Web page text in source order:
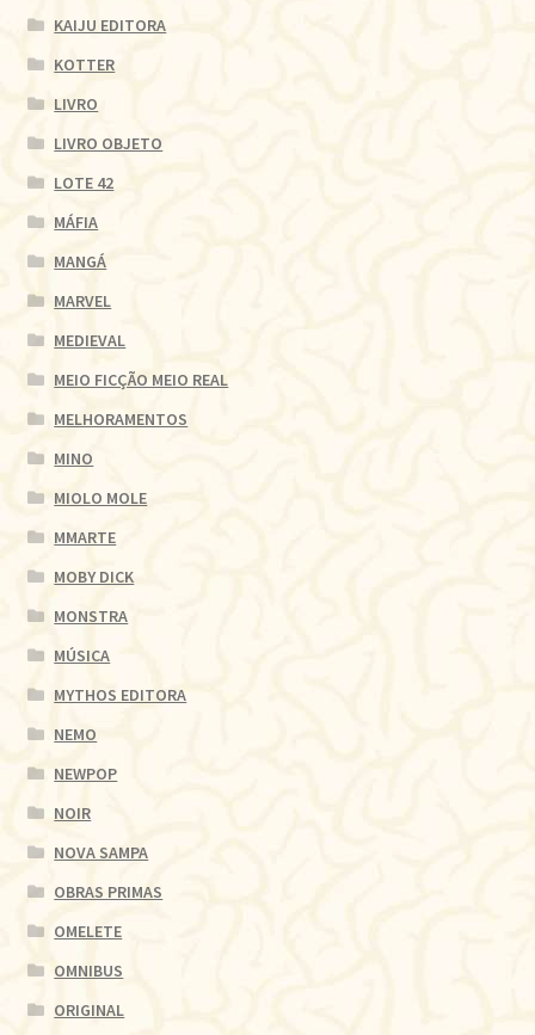
KAIJU EDITORA
KOTTER
LIVRO
LIVRO OBJETO
LOTE 42
MÁFIA
MANGÁ
MARVEL
MEDIEVAL
MEIO FICÇÃO MEIO REAL
MELHORAMENTOS
MINO
MIOLO MOLE
MMARTE
MOBY DICK
MONSTRA
MÚSICA
MYTHOS EDITORA
NEMO
NEWPOP
NOIR
NOVA SAMPA
OBRAS PRIMAS
OMELETE
OMNIBUS
ORIGINAL